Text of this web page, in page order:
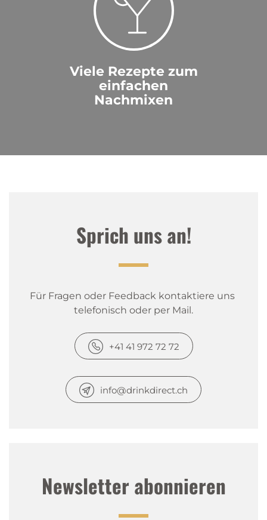
Viele Rezepte zum
einfachen
Nachmixen
Sprich uns an!
Für Fragen oder Feedback kontaktiere uns
telefonisch oder per Mail.
+41 41 972 72 72
info@drinkdirect.ch
Newsletter abonnieren